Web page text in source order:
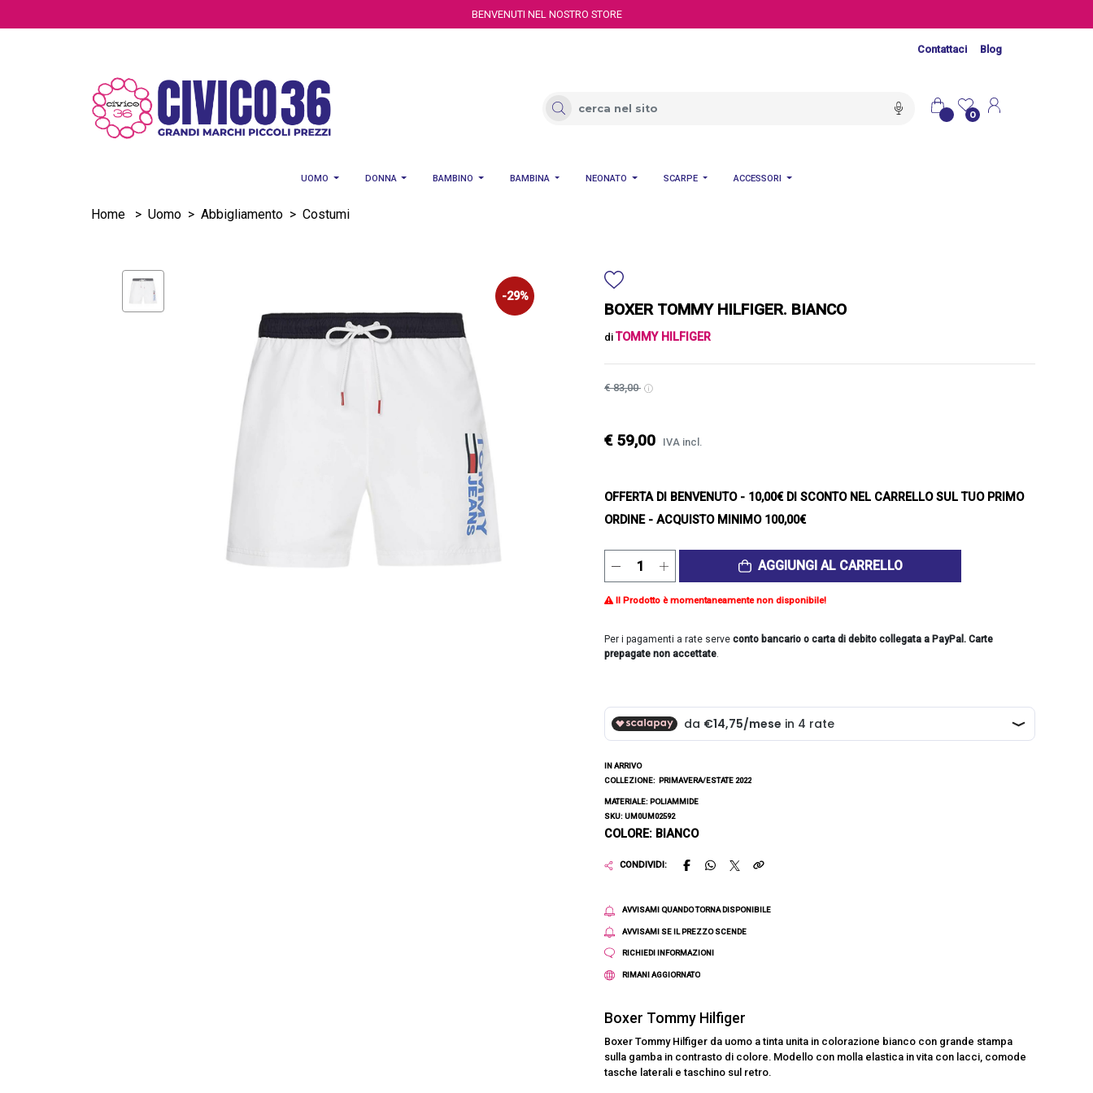
BENVENUTI NEL NOSTRO STORE
Contattaci Blog
0
UOMO DONNA BAMBINO BAMBINA NEONATO SCARPE ACCESSORI
Home > Uomo > Abbigliamento > Costumi
-29%
BOXER TOMMY HILFIGER. BIANCO
di TOMMY HILFIGER
€ 83,00
€ 59,00 IVA incl.
OFFERTA DI BENVENUTO- 10,00€ DI SCONTO NEL CARRELLO SUL TUO PRIMO
ORDINE - ACQUISTO MINIMO 100,00€
AGGIUNGI AL CARRELLO
Il Prodotto è momentaneamente non disponibile!
Per i pagamenti a rate serve conto bancario o carta di debito collegata a PayPal. Carte
prepagate non accettate.
IN ARRIVO
COLLEZIONE: PRIMAVERA/ESTATE 2022
MATERIALE: POLIAMMIDE
SKU: UM0UM02592
COLORE: BIANCO
CONDIVIDI:
AVVISAMI QUANDO TORNA DISPONIBILE
AVVISAMI SE IL PREZZO SCENDE
RICHIEDI INFORMAZIONI
RIMANI AGGIORNATO
Boxer Tommy Hilfiger
Boxer Tommy Hilfiger da uomo a tinta unita in colorazione bianco con grande stampa
sulla gamba in contrasto di colore. Modello con molla elastica in vita con lacci, comode
tasche laterali e taschino sul retro.